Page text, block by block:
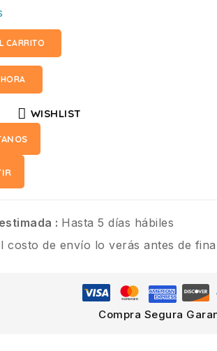
CARRITO
WISHLIST
: Hasta 5 días hábiles
costo de envío lo verás antes de
Compra Segura